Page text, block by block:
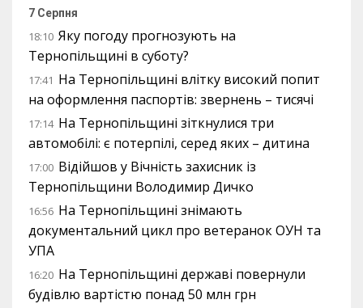
7 Серпня
18:10 Яку погоду прогнозують на
Тернопільщині в суботу?
17:41 На Тернопільщині влітку високий попит
на оформлення паспортів: звернень – тисячі
17:14 На Тернопільщині зіткнулися три
автомобілі: є потерпілі, серед яких – дитина
17:00 Відійшов у Вічність захисник із
Тернопільщини Володимир Дичко
16:56 На Тернопільщині знімають
документальний цикл про ветеранок ОУН та
УПА
16:20 На Тернопільщині державі повернули
будівлю вартістю понад 50 млн грн